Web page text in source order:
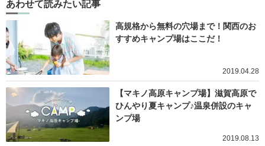
あわせて読みたい記事
高規格から無料の穴場まで！関西のお
すすめキャンプ場はここだ！
2019.04.28
【マキノ高原キャンプ場】滋賀高原で
ひんやり夏キャンプ♪温泉併設のキャ
ンプ場
2019.08.13